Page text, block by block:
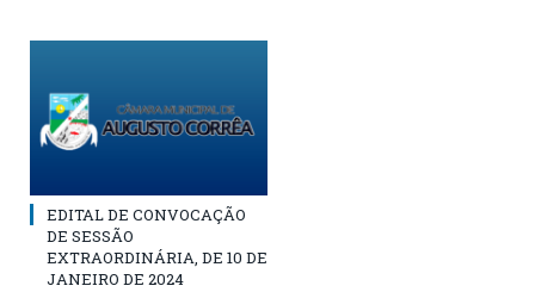
EDITAL DE CONVOCAÇÃO
DE SESSÃO
EXTRAORDINÁRIA, DE 10 DE
JANEIRO DE 2024